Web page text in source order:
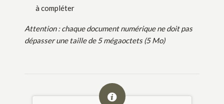
à compléter
Attention : chaque document numérique ne doit pas
dépasser une taille de 5 mégaoctets (5 Mo)